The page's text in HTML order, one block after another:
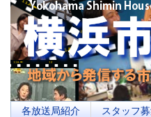
横浜の地域メディア、地域・市民
を目指します
各放送局紹介 スタッフ募